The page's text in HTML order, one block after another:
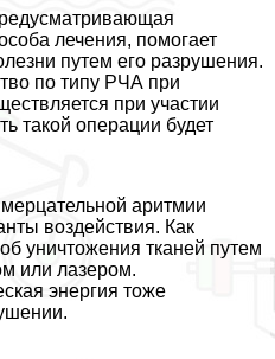
лечения, помогает
путем его разрушения.
по типу РЧА при
при участии
такой операции будет
аритмии
воздействия. Как
уничтожения тканей путем
или лазером.
энергия тоже